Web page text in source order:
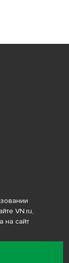
VN.ru,
на сайт